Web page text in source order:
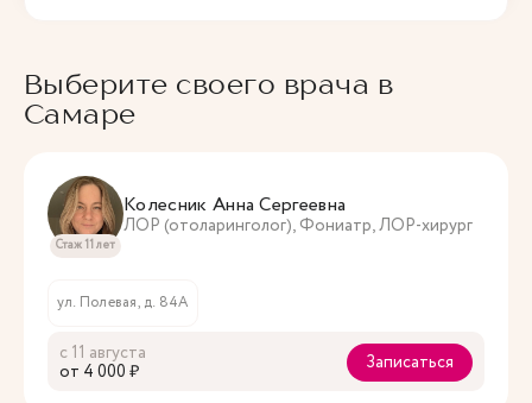
Выберите своего врача в
Самаре
Стаж 11 лет
Колесник Анна Сергеевна
ЛОР (отоларинголог), Фониатр, ЛОР-хирург
ул. Полевая, д. 84А
с 11 августа
oт 4 000 ₽
Записаться